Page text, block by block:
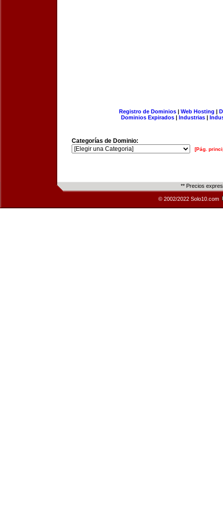
Registro de Dominios| Web Hosting |
Dominios Expirados | Industrias |
Categorías de Dominio:
[Pág.
** Precios
© 2002/2022 Solo10.com